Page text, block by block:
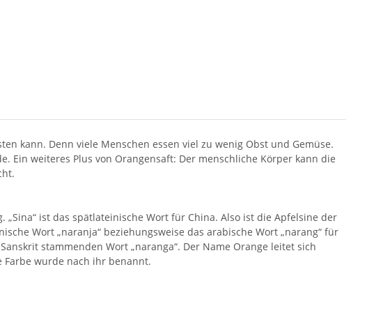
kann. Denn viele Menschen essen viel zu wenig Obst und Gemüse.
Ein weiteres Plus von Orangensaft: Der menschliche Körper kann die
ist das spätlateinische Wort für China. Also ist die Apfelsine der
Wort „naranja“ beziehungsweise das arabische Wort „narang“ für
stammenden Wort „naranga“. Der Name Orange leitet sich
Farbe wurde nach ihr benannt.